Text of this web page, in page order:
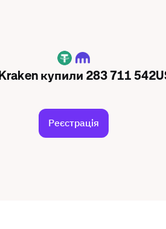
USDT
купили 283 711
Реєстрація